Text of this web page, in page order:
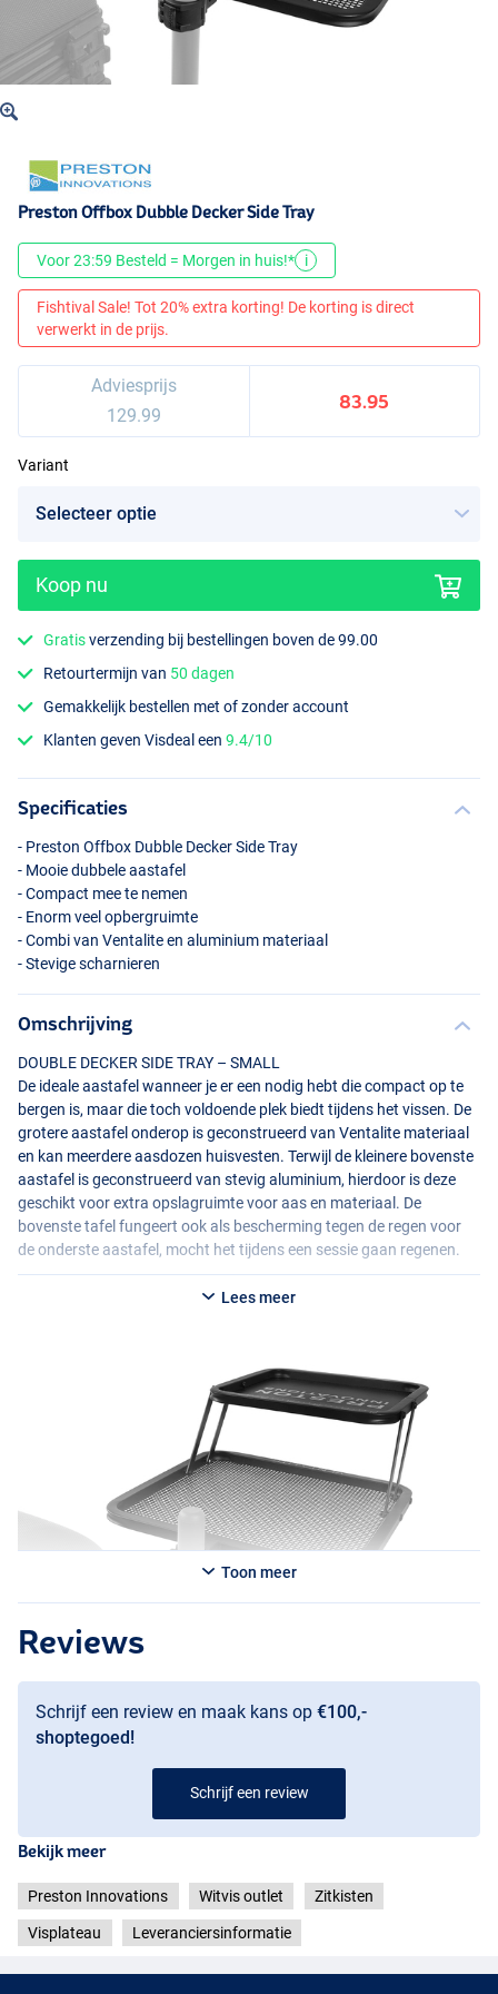
Preston Offbox Dubble Decker Side Tray
Voor 23:59 Besteld = Morgen in huis!* i
Fishtival Sale! Tot 20% extra korting! De korting is direct
verwerkt in de prijs.
Adviesprijs
129.99
83.95
Variant
Koop nu
Gratisverzending bij bestellingen boven de 99.00
Retourtermijn van 50 dagen
Gemakkelijk bestellen met of zonder account
Klanten geven Visdeal een9.4/10
Specificaties
- Preston Offbox Dubble Decker Side Tray
- Mooie dubbele aastafel
- Compact mee te nemen
- Enorm veel opbergruimte
- Combi van Ventalite en aluminium materiaal
- Stevige scharnieren
Omschrijving
DOUBLE DECKERSIDETRAY – SMALL
De ideale aastafel wanneer je er een nodig hebt die compact op te
bergen is, maar die toch voldoende plek biedt tijdens het vissen. De
grotere aastafel onderop is geconstrueerd van Ventalite materiaal
en kan meerdere aasdozen huisvesten. Terwijl de kleinere bovenste
aastafel is geconstrueerd van stevig aluminium, hierdoor is deze
geschikt voor extra opslagruimte voor aas en materiaal. De
bovenste tafel fungeert ook als bescherming tegen de regen voor
de onderste aastafel, mocht het tijdens een sessie gaan regenen.
TRAY –LARGE
accessoires op weg te kunnen leggen, terwijl de aastafel toch
compact op te vouwen is voor het transport.
Lees meer
Toon meer
Reviews
Schrijf een review en maak kans op €100,-
shoptegoed!
Schrijf een review
Bekijk meer
Preston Innovations Witvis outlet Zitkisten
Visplateau Leveranciersinformatie